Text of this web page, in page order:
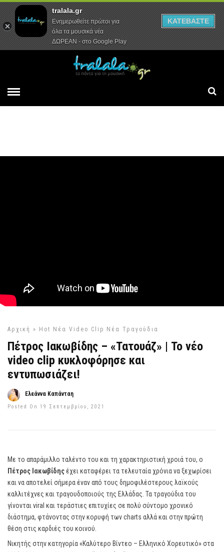
Αρχική Συνεντεύξεις Ρεπορτάζ
Αρχική » Hot Νέα Video Clip Νέα Τραγούδια
Πέτρος Ιακωβίδης – «Τατουάζ» | Το νέο
video clip κυκλοφόρησε και
εντυπωσιάζει!
Ελεάννα Καπάνταη
Posted On 19 Σεπτεμβρίου, 2021
Με το απαράμιλλο ταλέντο του και τη χαρακτηριστική χροιά του, ο
Πέτρος Ιακωβίδηςέχει καταφέρει τα τελευταία χρόνια να ξεχωρίσει
και να αποτελεί σήμερα έναν από τους δημοφιλέστερους λαϊκούς
καλλιτέχνες και τραγουδοποιούς της Ελλάδας. Τα τραγούδια του
γίνονται viral και τεράστιες επιτυχίες σε πολύ σύντομο χρονικό
διάστημα, φτάνοντας στην κορυφή των charts αλλά και στην πρώτη
θέση στις καρδιές του κοινού.
Νικητής στην κατηγορία «Καλύτερο Βίντεο – Ελληνικό Χορευτικό» στα
tralala.gr
Ενημερωθείτε πρώτοι για
όλα τα μουσικά νέα
ΔΩΡΕΑΝ - στο Google Play
ΚΑΤΕΒΑΣΤΕ